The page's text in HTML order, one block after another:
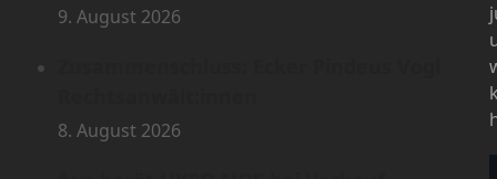
9. August 2026
8. August 2026